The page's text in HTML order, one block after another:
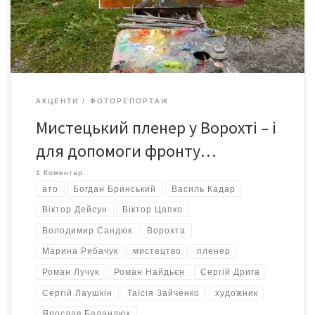
виручать від проданих картини, підуть на допомогу воїнам АТО.
АКЦЕНТИ ФОТОРЕПОРТАЖ
Мистецький пленер у Ворохті – і
для допомоги фронту…
1 Коментар
ато Богдан Бринський Василь Кадар
Віктор Дейсун Віктор Цапко
Володимир Сандюк Ворохта
Марина Рибачук мистецтво пленер
Роман Лучук Роман Найдьєн Сергій Дрига
Сергій Лаушкін Таїсія Зайченко художник